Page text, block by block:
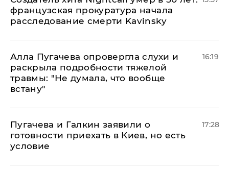
французская прокуратура начала
расследование смерти Kavinsky
Алла Пугачева опровергла слухи и
раскрыла подробности тяжелой
травмы: "Не думала, что вообще
встану"
16:19
Пугачева и Галкин заявили о
готовности приехать в Киев, но есть
условие
17:28